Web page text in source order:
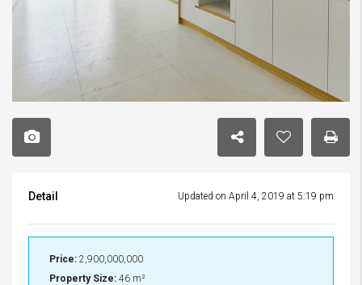
Detail Updated on April 4, 2019 at 5:19 pm
Price: 2,900,000,000
Property Size: 46 m²